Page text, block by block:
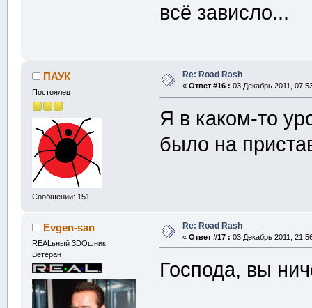
всё зависло...
ПАУК
Постоялец
Сообщений: 151
Re: Road Rash
« Ответ #16 : 03 Декабрь 2011,
Я в каком-то
было на
Evgen-san
REALьный 3DOшник
Ветеран
Re: Road Rash
« Ответ #17 : 03 Декабрь 2011,
Господа, вы